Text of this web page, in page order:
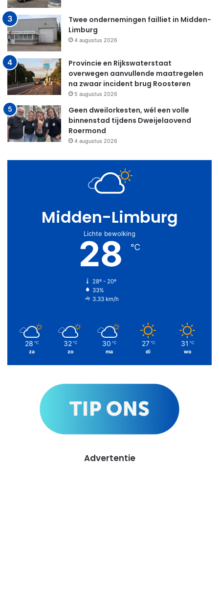
Twee ondernemingen failliet in Midden-
Limburg
4 augustus 2026
Provincie en Rijkswaterstaat
overwegen aanvullende maatregelen
na zwaar incident brug Roosteren
5 augustus 2026
Geen dweilorkesten, wél een volle
binnenstad tijdens Dweijelaovend
Roermond
4 augustus 2026
Midden-Limburg
Lichte bewolking
28 ℃
28º - 20º
33%
3.33 km/h
28 ℃
za
32 ℃
zo
30 ℃
ma
27 ℃
di
31 ℃
wo
Advertentie